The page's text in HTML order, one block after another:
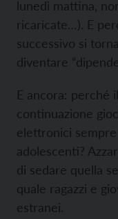
lunedì mattina,
ricaricate…). E
successivo si
diventare
E ancora: perché
continuazione
elettronici
adolescenti?
di sedare quella
quale ragazzi e
estranei.